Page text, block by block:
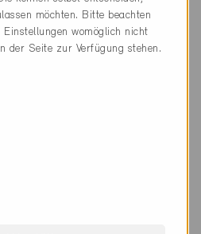
Aargau
möchten. Bitte beachten
womöglich nicht
der Seite zur Verfügung stehen.